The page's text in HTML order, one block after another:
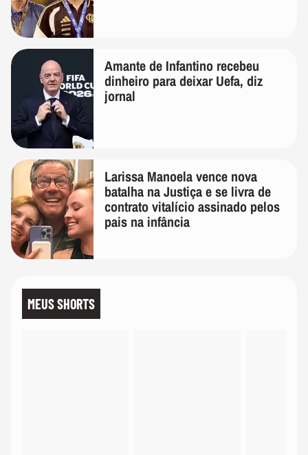
Amante de Infantino recebeu
dinheiro para deixar Uefa, diz
jornal
Larissa Manoela vence nova
batalha na Justiça e se livra de
contrato vitalício assinado pelos
pais na infância
MEUS SHORTS